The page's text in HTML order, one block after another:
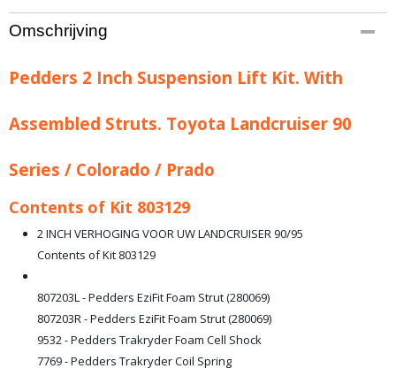
Productcode leverancier
803129
20,00 Kg
Omschrijving
Pedders 2 Inch Suspension Lift Kit. With
Assembled Struts. Toyota Landcruiser 90
Series / Colorado / Prado
Contents of Kit 803129
2 INCH VERHOGING VOOR UW LANDCRUISER 90/95
Contents of Kit 803129
807203L - Pedders EziFit Foam Strut (280069)
807203R - Pedders EziFit Foam Strut (280069)
9532 - Pedders Trakryder Foam Cell Shock
7769 - Pedders Trakryder Coil Spring